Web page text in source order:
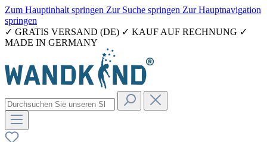
Zum Hauptinhalt springen Zur Suche springen Zur Hauptnavigation
springen
✓ GRATIS VERSAND (DE) ✓ KAUF AUF RECHNUNG ✓
MADE IN GERMANY